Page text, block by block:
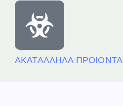
ΑΚΑΤΑΛΛΗΛΑ ΠΡΟΙΟΝΤΑ